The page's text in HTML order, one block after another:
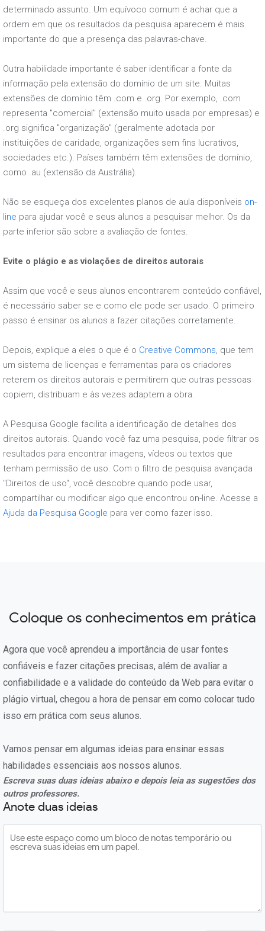
determinado assunto. Um equívoco comum é achar que a
ordem em que os resultados da pesquisa aparecem é mais
importante do que a presença das palavras-chave.
Outra habilidade importante é saber identificar a fonte da
informação pela extensão do domínio de um site. Muitas
extensões de domínio têm .com e .org. Por exemplo, .com
representa "comercial" (extensão muito usada por empresas) e
.org significa "organização" (geralmente adotada por
instituições de caridade, organizações sem fins lucrativos,
sociedades etc.). Países também têm extensões de domínio,
como .au (extensão da Austrália).
Não se esqueça dos excelentes planos de aula disponíveis on-
line para ajudar você e seus alunos a pesquisar melhor. Os da
parte inferior são sobre a avaliação de fontes.
Evite o plágio e as violações de direitos autorais
Assim que você e seus alunos encontrarem conteúdo confiável,
é necessário saber se e como ele pode ser usado. O primeiro
passo é ensinar os alunos a fazer citações corretamente.
Depois, explique a eles o que é o Creative Commons, que tem
um sistema de licenças e ferramentas para os criadores
reterem os direitos autorais e permitirem que outras pessoas
copiem, distribuam e às vezes adaptem a obra.
A Pesquisa Google facilita a identificação de detalhes dos
direitos autorais. Quando você faz uma pesquisa, pode filtrar os
resultados para encontrar imagens, vídeos ou textos que
tenham permissão de uso. Com o filtro de pesquisa avançada
"Direitos de uso", você descobre quando pode usar,
compartilhar ou modificar algo que encontrou on-line. Acesse a
Ajuda da Pesquisa Google para ver como fazer isso.
Coloque os conhecimentos em prática
Agora que você aprendeu a importância de usar fontes
confiáveis e fazer citações precisas, além de avaliar a
confiabilidade e a validade do conteúdo da Web para evitar o
plágio virtual, chegou a hora de pensar em como colocar tudo
isso em prática com seus alunos.
Vamos pensar em algumas ideias para ensinar essas
habilidades essenciais aos nossos alunos.
Escreva suas duas ideias abaixo e depois leia as sugestões dos
outros professores.
Anote duas ideias